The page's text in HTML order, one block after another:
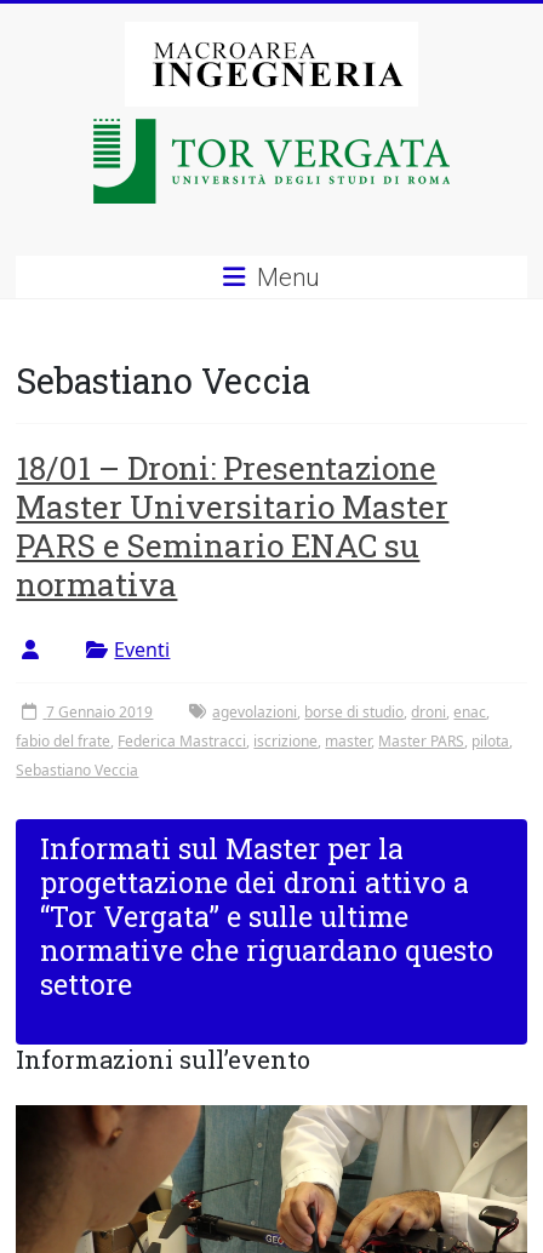
Macroarea
degli
di
Roma
Tor
Vergata
Menu
Sebastiano Veccia
18/01 – Droni: Presentazione
Master Universitario Master
PARS e Seminario ENAC su
normativa
Eventi
7 Gennaio 2019 agevolazioni, borse di studio,droni,enac,
fabio del frate, Federica Mastracci, iscrizione, master, Master PARS, pilota,
Sebastiano Veccia
Informati sul Master per la
progettazione dei droni attivo a
“Tor Vergata” e sulle ultime
normative che riguardano questo
settore
Informazioni sull’evento